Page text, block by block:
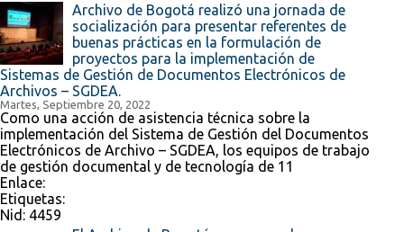
Archivo de Bogotá realizó una jornada de
socialización para presentar referentes de
buenas prácticas en la formulación de
proyectos para la implementación de
Sistemas de Gestión de Documentos Electrónicos de
Archivos – SGDEA.
Martes, Septiembre 20, 2022
Como una acción de asistencia técnica sobre la
implementación del Sistema de Gestión del Documentos
Electrónicos de Archivo – SGDEA, los equipos de trabajo
de gestión documental y de tecnología de 11
Enlace:
Etiquetas:
Nid: 4459